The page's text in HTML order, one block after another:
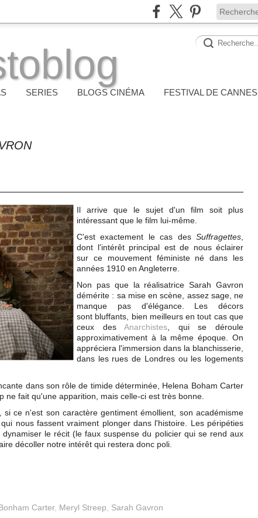
SERIES BLOGS CINÉMA FESTIVAL DE CANNES
Il arrive que le sujet d'un film soit plus
intéressant que le film lui-même.
C'est exactement le cas des Suffragettes
dont l'intérêt principal est de nous éclairer
sur ce mouvement féministe né dans les
années 1910 en Angleterre.
Non pas que la réalisatrice Sarah Gavron
démérite : sa mise en scène, assez sage, ne
manque pas d'élégance. Les décors
sont bluffants, bien meilleurs en tout cas que
ceux desAnarchistes , qui se déroule
approximativement à la même époque. On
appréciera l'immersion dans la blanchisserie,
dans les rues de Londres ou les logements
dans son rôle de timide déterminée, Helena Boham Carter
fait qu'une apparition, mais celle-ci est très bonne.
ce n'est son caractère gentiment émollient, son académisme
nous fassent vraiment plonger dans l'histoire. Les péripéties
le récit (le faux suspense du policier qui se rend aux
décoller notre intérêt qui restera donc poli.
Carter, Meryl Streep Sarah Gavron